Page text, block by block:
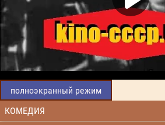
полноэкранный режим
КОМЕДИЯ